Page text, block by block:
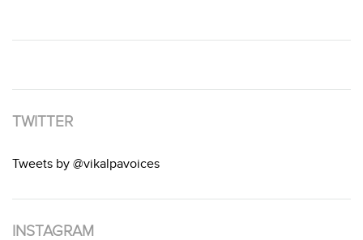
TWITTER
Tweets by @vikalpavoices
INSTAGRAM